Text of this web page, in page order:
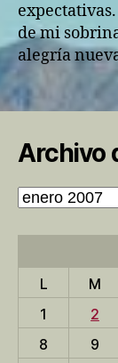
de mi
alegría
Archivo
Archivo
de
entradas
L
M
1
2
8
9